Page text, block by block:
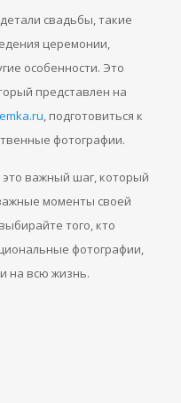
свадьбы, такие
церемонии,
особенности. Это
представлен на
, подготовиться к
фотографии.
важный шаг, который
моменты своей
того, кто
фотографии,
на всю жизнь.